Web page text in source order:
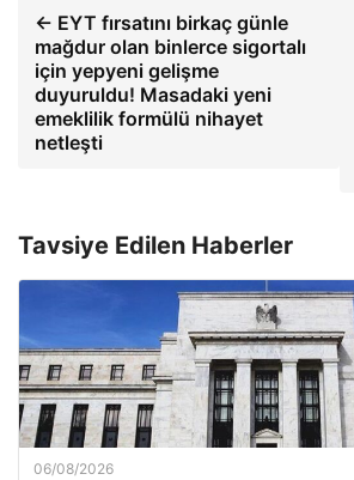
← EYT fırsatını birkaç günle
mağdur olan binlerce sigortalı
için yepyeni gelişme
duyuruldu! Masadaki yeni
emeklilik formülü nihayet
netleşti
Tavsiye Edilen Haberler
06/08/2026